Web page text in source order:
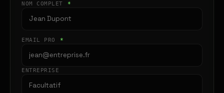
NOM COMPLET *
EMAIL PRO *
ENTREPRISE